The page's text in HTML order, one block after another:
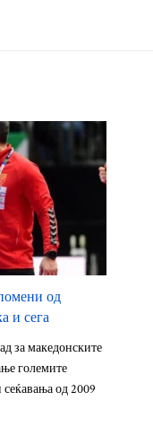
од
и сега
за македонските
големите
од 2009